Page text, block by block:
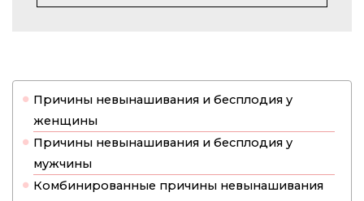
Причины невынашивания и бесплодия у
женщины
Причины невынашивания и бесплодия у
мужчины
Комбинированные причины невынашивания